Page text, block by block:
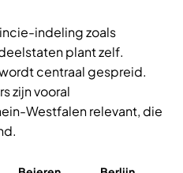
indeling zoals
plant zelf.
centraal gespreid.
zijn vooral
Westfalen relevant, die